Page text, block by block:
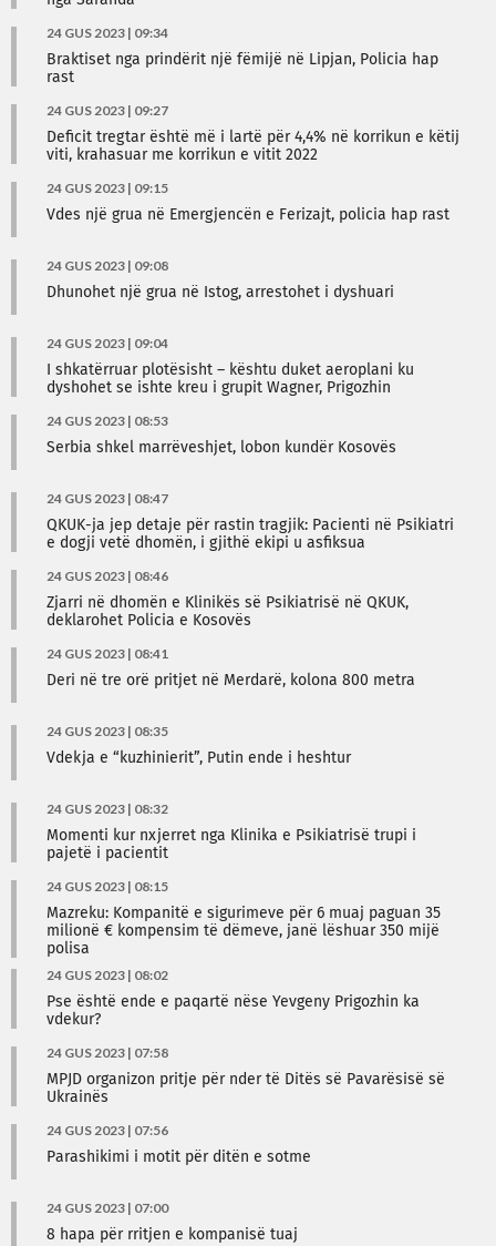
24 GUS 2023 | 09:34
Braktiset nga prindërit një fëmijë në Lipjan, Policia hap
rast
24 GUS 2023 | 09:27
Deficit tregtar është më i lartë për 4,4% në korrikun e këtij
viti, krahasuar me korrikun e vitit 2022
24 GUS 2023 | 09:15
Vdes një grua në Emergjencën e Ferizajt, policia hap rast
24 GUS 2023 | 09:08
Dhunohet një grua në Istog, arrestohet i dyshuari
24 GUS 2023 | 09:04
I shkatërruar plotësisht – kështu duket aeroplani ku
dyshohet se ishte kreu i grupit Wagner, Prigozhin
24 GUS 2023 | 08:53
Serbia shkel marrëveshjet, lobon kundër Kosovës
24 GUS 2023 | 08:47
QKUK-ja jep detaje për rastin tragjik: Pacienti në Psikiatri
e dogji vetë dhomën, i gjithë ekipi u asfiksua
24 GUS 2023 | 08:46
Zjarri në dhomën e Klinikës së Psikiatrisë në QKUK,
deklarohet Policia e Kosovës
24 GUS 2023 | 08:41
Deri në tre orë pritjet në Merdarë, kolona 800 metra
24 GUS 2023 | 08:35
Vdekja e “kuzhinierit”, Putin ende i heshtur
24 GUS 2023 | 08:32
Momenti kur nxjerret nga Klinika e Psikiatrisë trupi i
pajetë i pacientit
24 GUS 2023 | 08:15
Mazreku: Kompanitë e sigurimeve për 6 muaj paguan 35
milionë € kompensim të dëmeve, janë lëshuar 350 mijë
polisa
24 GUS 2023 | 08:02
Pse është ende e paqartë nëse Yevgeny Prigozhin ka
vdekur?
24 GUS 2023 | 07:58
MPJD organizon pritje për nder të Ditës së Pavarësisë së
Ukrainës
24 GUS 2023 | 07:56
Parashikimi i motit për ditën e sotme
24 GUS 2023 | 07:00
8 hapa për rritjen e kompanisë tuaj